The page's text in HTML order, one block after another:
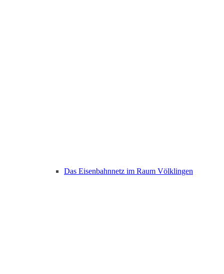
Das Eisenbahnnetz im Raum Völklingen